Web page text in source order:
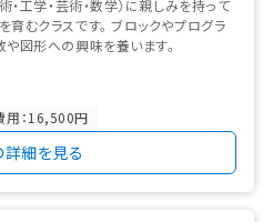
・工学・芸術・数学）に親しみを持って
育むクラスです。 ブロックやプログラ
や図形への興味を養います。
用：16,500円
詳細を見る